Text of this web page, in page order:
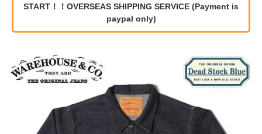
START！！OVERSEAS SHIPPING SERVICE (Payment is
paypal only)